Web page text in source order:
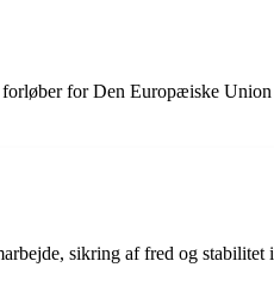
for Den Europæiske
sikring af fred og